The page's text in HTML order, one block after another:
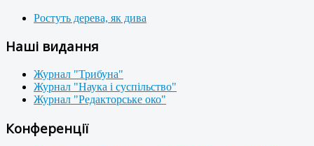
Ростуть дерева, як дива
Наші видання
Журнал "Трибуна"
Журнал "Наука і суспільство"
Журнал "Редакторське око"
Конференції